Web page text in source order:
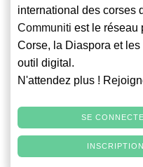
international des corses
Communiti est le réseau
Corse, la Diaspora et
outil digital.
N'attendez plus !
SE
INSCRIPTION